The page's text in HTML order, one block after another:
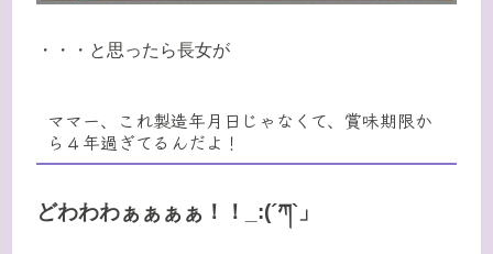
・・・と思ったら長女が
ママー、これ製造年月日じゃなくて、賞味期限か
ら４年過ぎてるんだよ！
どわわわぁぁぁぁ！！_:(´ཀ`」